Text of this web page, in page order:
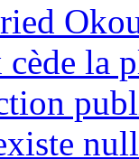
cède la